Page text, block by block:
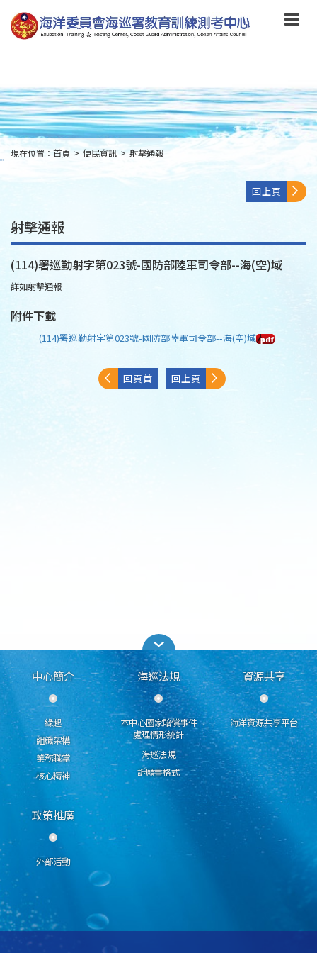
到
主
要
to
main
content
:::
現在位置： 首頁 > 便民資訊 > 射擊通報
回上頁
射擊通報
(114)署巡勤射字第023號-國防部陸軍司令部--海(空)域
詳如射擊通報
附件下載
(114)署巡勤射字第023號-國防部陸軍司令部--海(空)域
回頁首 回上頁
中心簡介
緣起
組織架構
業務職掌
核心精神
海巡法規
本中心國家賠償事件
處理情形統計
海巡法規
訴願書格式
資源共享
海洋資源共享平台
政策推廣
外部活動